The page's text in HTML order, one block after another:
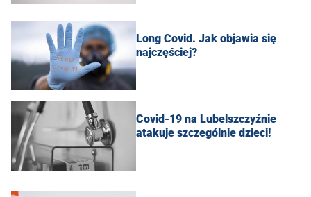
Long Covid. Jak objawia się
najczęściej?
Covid-19 na Lubelszczyźnie
atakuje szczególnie dzieci!